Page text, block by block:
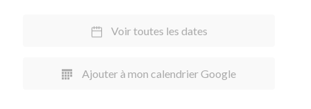
Voir toutes les dates
Ajouter à mon calendrier Google